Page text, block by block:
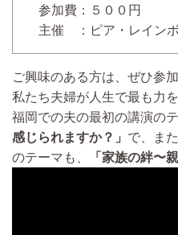
参加費：５００円
主催 ：ピア・レイン
ご興味のある方は、ぜひ参
私たち夫婦が人生で最も力
福岡での夫の最初の講演の
感じられますか？」 で、ま
のテーマも、
「家族の絆〜